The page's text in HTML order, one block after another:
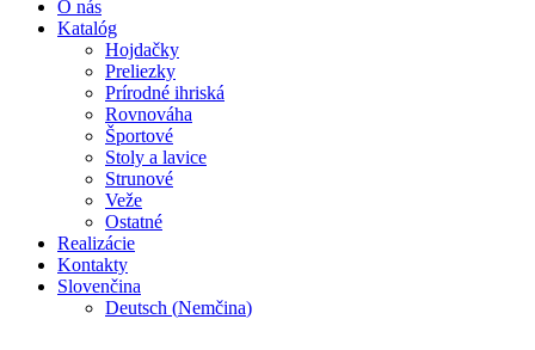
O nás
Katalóg
Hojdačky
Preliezky
Prírodné ihriská
Rovnováha
Športové
Stoly a lavice
Strunové
Veže
Ostatné
Realizácie
Kontakty
Slovenčina
Deutsch (Nemčina)